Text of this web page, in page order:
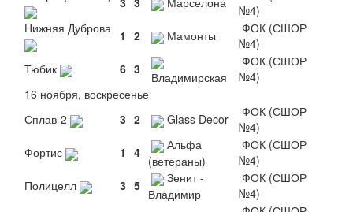
№4)
Нижняя Дуброва 1 2 Мамонты
ФОК (СШОР
№4)
Тюбик
6 3
Владимирская
ФОК (СШОР
№4)
16 ноября, воскресенье
Сплав-2
3 2 Glass Decor
ФОК (СШОР
№4)
Фортис
1 4
Альфа
(ветераны)
ФОК (СШОР
№4)
Полицелл
3 5
Зенит -
Владимир
ФОК (СШОР
№4)